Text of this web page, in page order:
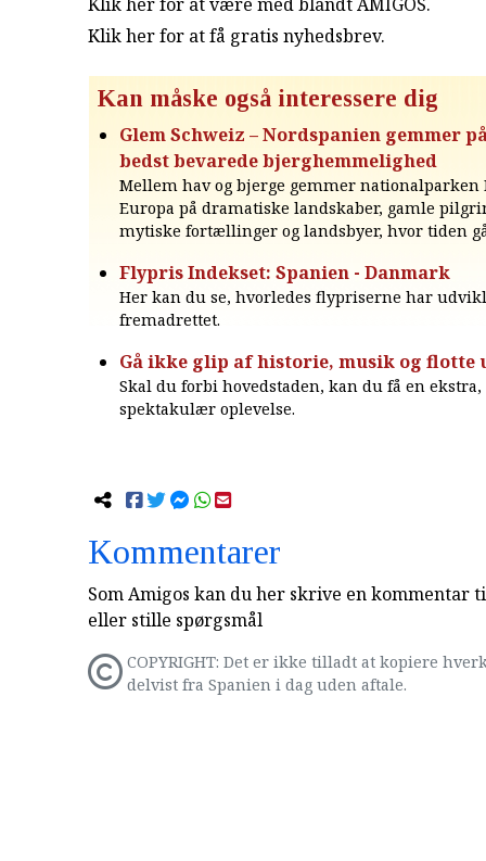
Klik her for at få gratis nyhedsbrev.
Kan måske også interessere dig
Glem Schweiz – Nordspanien gemmer
bedst bevarede bjerghemmelighed
Mellem hav og bjerge gemmer nationalparken
Europa på dramatiske landskaber, gamle
mytiske fortællinger og landsbyer, hvor tiden
Flypris Indekset: Spanien - Danmark
Her kan du se, hvorledes flypriserne har
fremadrettet.
Gå ikke glip af historie, musik og flotte
Skal du forbi hovedstaden, kan du få en
spektakulær oplevelse.
Kommentarer
Som Amigos kan du her skrive en kommentar
eller stille spørgsmål
COPYRIGHT: Det er ikke tilladt at kopiere
delvist fra Spanien i dag uden aftale.